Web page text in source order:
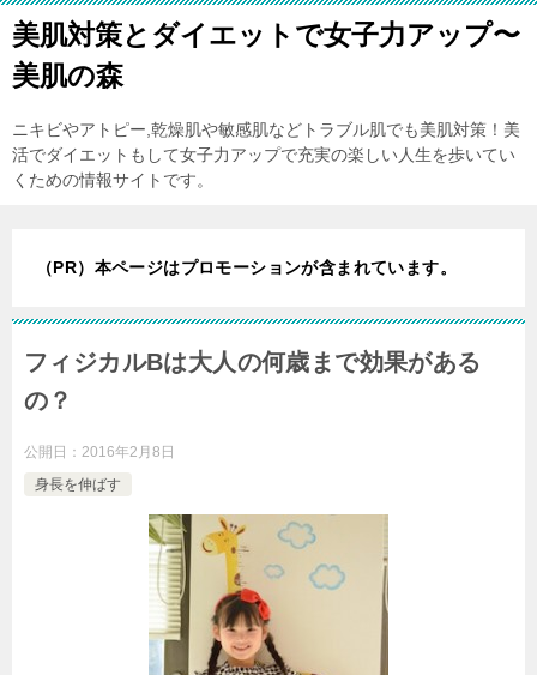
美肌対策とダイエットで女子力アップ〜
美肌の森
ニキビやアトピー,乾燥肌や敏感肌などトラブル肌でも美肌対策！美
活でダイエットもして女子力アップで充実の楽しい人生を歩いてい
くための情報サイトです。
（PR）本ページはプロモーションが含まれています。
フィジカルBは大人の何歳まで効果がある
の？
公開日： 2016年2月8日
身長を伸ばす